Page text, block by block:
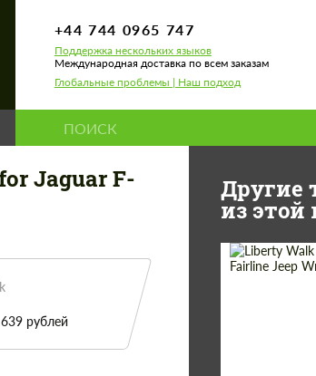
+44 744 0965 747
Поддержка нескольких языков
Международная доставка по всем заказам
Глобальные проблемы | Наш подход
Jaguar F-
рублей
Другие
из этой